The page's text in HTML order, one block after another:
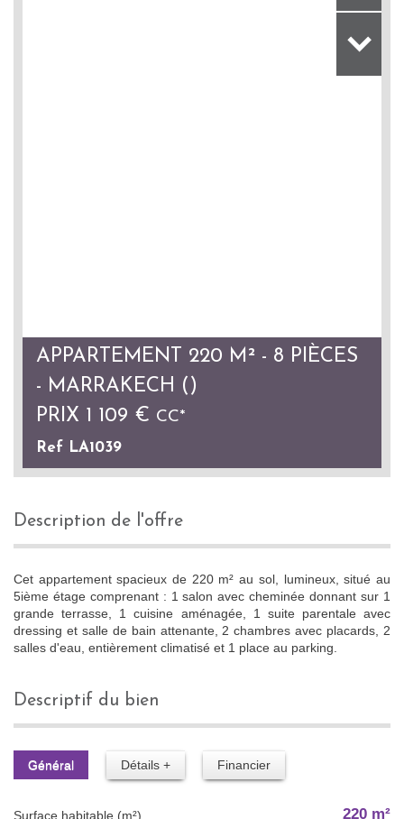
APPARTEMENT 220 M² - 8 PIÈCES
- MARRAKECH ()
PRIX 1 109 € CC*
Ref LA1039
description de l'offre
Cet appartement spacieux de 220 m² au sol, lumineux, situé au
5ième étage comprenant : 1 salon avec cheminée donnant sur 1
grande terrasse, 1 cuisine aménagée, 1 suite parentale avec
dressing et salle de bain attenante, 2 chambres avec placards, 2
salles d'eau, entièrement climatisé et 1 place au parking.
descriptif du bien
Général Détails + Financier
Surface habitable (m²) 220 m²